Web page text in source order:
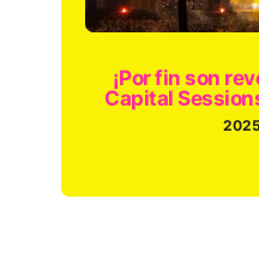
¡Por fin son
Capital